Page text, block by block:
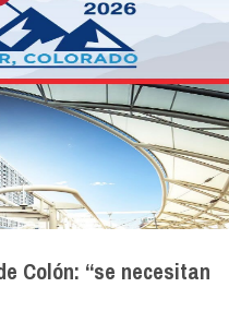
Colón: “se necesitan